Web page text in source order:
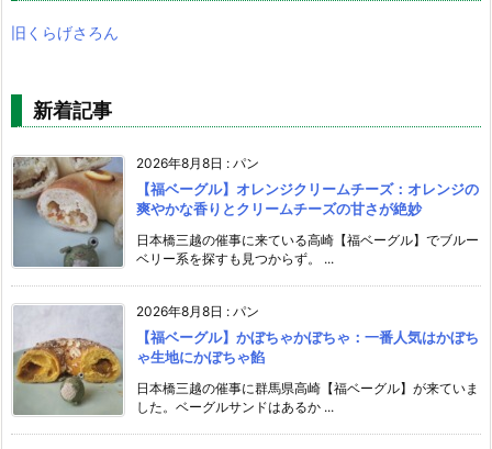
旧くらげさろん
新着記事
2026年8月8日 : パン
【福ベーグル】オレンジクリームチーズ：オレンジの
爽やかな香りとクリームチーズの甘さが絶妙
日本橋三越の催事に来ている高崎【福ベーグル】でブルー
ベリー系を探すも見つからず。 ...
2026年8月8日 : パン
【福ベーグル】かぼちゃかぼちゃ：一番人気はかぼち
ゃ生地にかぼちゃ餡
日本橋三越の催事に群馬県高崎【福ベーグル】が来ていま
した。ベーグルサンドはあるか ...